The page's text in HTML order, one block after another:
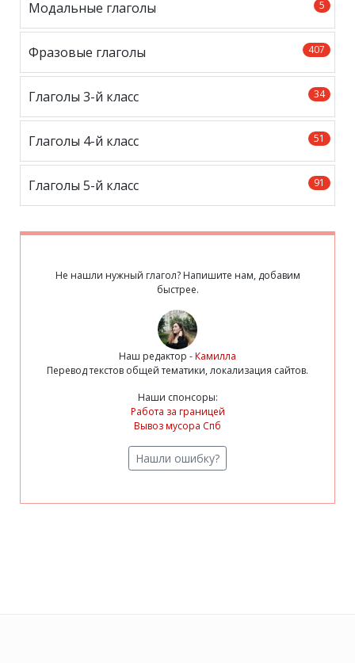
5
Модальные глаголы
407
Фразовые глаголы
34
Глаголы 3-й класс
51
Глаголы 4-й класс
91
Глаголы 5-й класс
Не нашли нужный глагол? Напишите нам, добавим
быстрее.
Наш редактор -Камилла
Перевод текстов общей тематики, локализация сайтов.
Наши спонсоры:
Работа за границей
Вывоз мусора Спб
Нашли ошибку?